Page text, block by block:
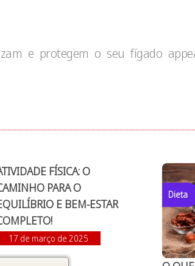
e protegem o seu fígado
FÍSICA: O
PARA O
E BEM-ESTAR
17 de março de 2025
Dieta